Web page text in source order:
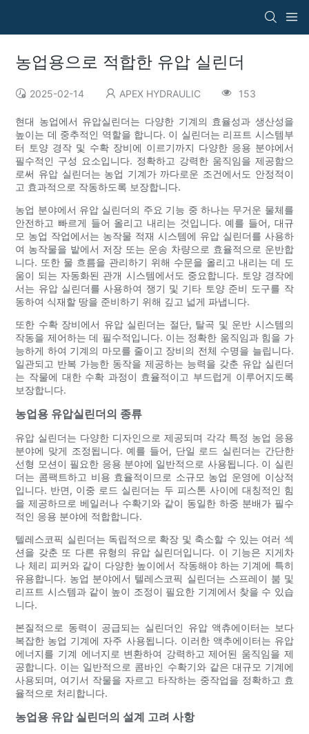
농업용으로 적합한 유압 실린더
2025-02-14 APEX HYDRAULIC 153
현대 농업에서 유압실린더는 다양한 기계의 효율성과 생산성을
높이는 데 중추적인 역할을 합니다. 이 실린더는 리프트 시스템부
터 토양 경작 및 수확 장비에 이르기까지 다양한 응용 분야에서
필수적인 구성 요소입니다. 정확하고 강력한 움직임을 제공함으
로써 유압 실린더는 농업 기계가 까다로운 조건에서도 안정적이
고 효과적으로 작동하도록 보장합니다.
농업 분야에서 유압 실린더의 주요 기능 중 하나는 무거운 물체를
안전하고 빠르게 들어 올리고 내리는 것입니다. 예를 들어, 대규
모 농업 작업에서는 농작물 적재 시스템에 유압 실린더를 사용하
여 농작물을 밭에서 저장 또는 운송 차량으로 효율적으로 운반합
니다. 또한 물 흐름을 관리하기 위해 수문을 올리고 내리는 데 도
움이 되는 자동화된 관개 시스템에서도 중요합니다. 토양 경작에
서는 유압 실린더를 사용하여 쟁기 및 기타 토양 준비 도구를 작
동하여 식재할 땅을 준비하기 위해 깊고 넓게 파냅니다.
또한 수확 장비에서 유압 실린더는 절단, 탈곡 및 운반 시스템의
작동을 제어하는 ​​데 필수적입니다. 이는 정확한 움직임과 힘을 가
능하게 하여 기계의 마모를 줄이고 장비의 전체 ​​수명을 늘립니다.
일관되고 반복 가능한 동작을 제공하는 능력을 갖춘 유압 실린더
는 작물에 대한 수확 과정이 효율적이고 부드럽게 이루어지도록
보장합니다.
농업용 유압실린더의 종류
유압 실린더는 다양한 디자인으로 제공되며 각각 특정 농업 응용
분야에 맞게 조정됩니다. 예를 들어, 단일 로드 실린더는 간단한
선형 모션이 필요한 응용 분야에 일반적으로 사용됩니다. 이 실린
더는 콤팩트하고 비용 효율적이므로 소규모 농업 운영에 이상적
입니다. 반면, 이중 로드 실린더는 두 피스톤 사이에 대칭적인 힘
을 제공하므로 베일러나 수확기와 같이 동일한 하중 분배가 필수
적인 응용 분야에 적합합니다.
텔레스코픽 실린더는 독립적으로 확장 및 축소할 수 있는 여러 섹
션을 갖춘 또 다른 유형의 유압 실린더입니다. 이 기능은 지게차
나 체리 피커와 같이 다양한 높이에서 작동해야 하는 기계에 특히
유용합니다. 농업 분야에서 텔레스코픽 실린더는 스프레이 붐 및
리프트 시스템과 같이 높이 조정이 필요한 기계에서 찾을 수 있습
니다.
본질적으로 동력이 공급되는 실린더인 유압 액츄에이터는 보다
복잡한 농업 기계에 자주 사용됩니다. 이러한 액추에이터는 유압
에너지를 기계 에너지로 변환하여 강력하고 제어된 움직임을 제
공합니다. 이는 일반적으로 콤바인 수확기와 같은 대규모 기계에
사용되며, 여기서 작물을 자르고 타작하는 중작업을 정확하고 효
율적으로 처리합니다.
농업용 유압 실린더의 설계 고려 사항